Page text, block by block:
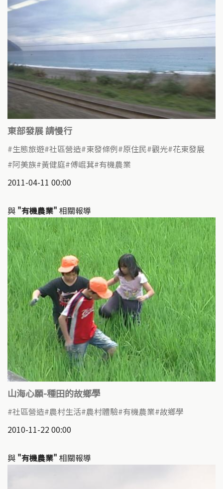
東部發展 請慢行
生態旅遊 社區營造 東發條例 原住民 觀光 花東發展
阿美族 黃健庭 傅崐萁 有機農業
2011-04-11 00:00
與 "有機農業" 相關報導
山海心願-種田的故鄉學
社區營造 農村生活 農村體驗 有機農業 故鄉學
2010-11-22 00:00
與 "有機農業" 相關報導